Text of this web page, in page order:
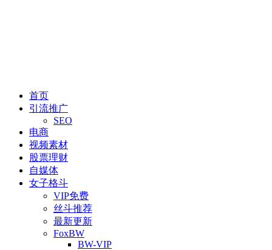
首页
引流推广
SEO
电商
视频素材
股票理财
自媒体
女子格斗
VIP免费
丝斗推荐
最新更新
FoxBW
BW-VIP